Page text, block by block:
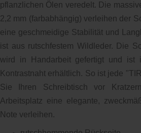
pflanzlichen Ölen veredelt. Die
2,2 mm (farbabhängig) verleihen der
eine geschmeidige Stabilität und
ist aus rutschfestem Wildleder. Die
wird in Handarbeit gefertigt und ist
Kontrastnaht erhältlich. So ist jede
Sie Ihren Schreibtisch vor
Arbeitsplatz eine elegante,
Note verleihen.